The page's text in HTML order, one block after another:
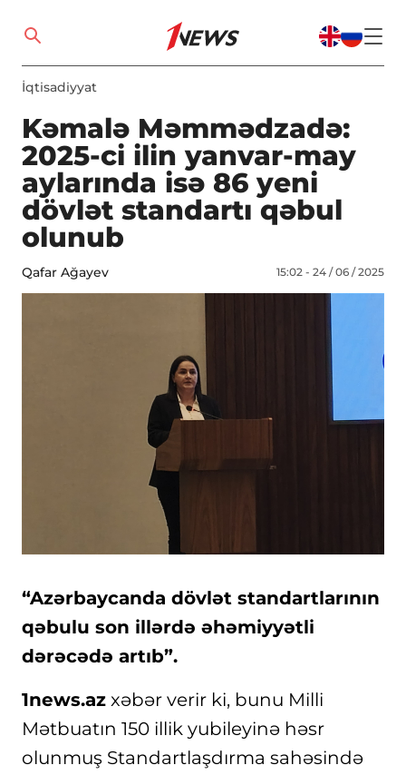
İqtisadiyyat
Kəmalə Məmmədzadə:
2025-ci ilin yanvar-may
aylarında isə 86 yeni
dövlət standartı qəbul
olunub
Qafar Ağayev 15:02 - 24 / 06 / 2025
“Azərbaycanda dövlət standartlarının
qəbulu son illərdə əhəmiyyətli
dərəcədə artıb”.
1news.az xəbər verir ki, bunu Milli
Mətbuatın 150 illik yubileyinə həsr
olunmuş Standartlaşdırma sahəsində